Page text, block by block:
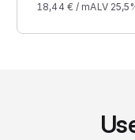
18,44 € / mALV